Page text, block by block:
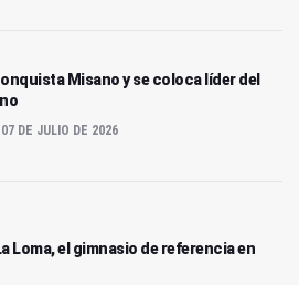
Misano y se coloca líder del
DE JULIO DE 2026
Loma, el gimnasio de referencia en